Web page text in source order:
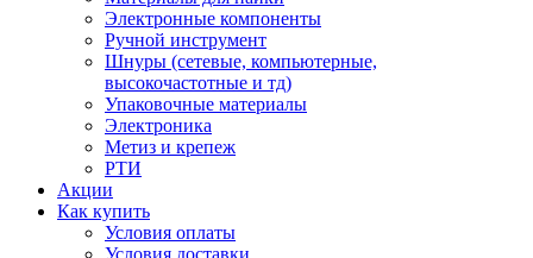
Электронные компоненты
Ручной инструмент
Шнуры (сетевые, компьютерные,
высокочастотные и тд)
Упаковочные материалы
Электроника
Метиз и крепеж
РТИ
Акции
Как купить
Условия оплаты
Условия доставки